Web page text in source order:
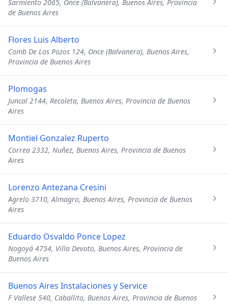
Sarmiento 2065, Once (Balvanera), Buenos Aires, Provincia
de Buenos Aires
Flores Luis Alberto
Comb De Los Pozos 124, Once (Balvanera), Buenos Aires,
Provincia de Buenos Aires
Plomogas
Juncal 2144, Recoleta, Buenos Aires, Provincia de Buenos
Aires
Montiel Gonzalez Ruperto
Correa 2332, Nuñez, Buenos Aires, Provincia de Buenos
Aires
Lorenzo Antezana Cresini
Agrelo 3710, Almagro, Buenos Aires, Provincia de Buenos
Aires
Eduardo Osvaldo Ponce Lopez
Nogoyá 4754, Villa Devoto, Buenos Aires, Provincia de
Buenos Aires
Buenos Aires Instalaciones y Service
F Vallese 540, Caballito, Buenos Aires, Provincia de Buenos